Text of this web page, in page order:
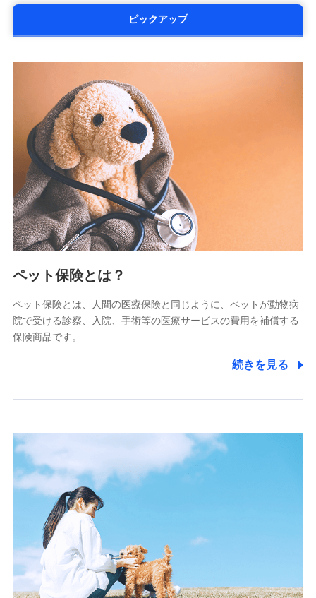
チューリッヒ生命保険株式会社
（https://www.zurichlife.co.jp/）
東京海上日動あんしん生命保険株式会社
（https://www.nanairolife.co.jp/）
日本生命保険相互会社
（https://www.nissay.co.jp）
はなさく生命保険株式会社
（https://www.life8739.co.jp/）
マニュライフ生命保険株式会社
（https://www.manulife.co.jp/）
三井住友海上あいおい生命保険株式会社
（https://www.msa-life.co.jp/）
メットライフ生命株式会社
(https://www.metlife.co.jp/)
（https://www.medicarelife.com/）
■少額短期保険
株式会社アシロ少額短期保険
(https://kailash.co.jp/)
スマートプラス少額短期保険株式会社
（https://www.smartplus-insurance.com/）
チューリッヒ少額短期保険株式会社
(https://www.zurichssi.co.jp/)
Tokio Marine X少額短期保険株式会社
(https://www.tokiomarine-x.co.jp/)
ペットメディカルサポート株式会社
(https://pshoken.co.jp/)
リトルファミリー少額短期保険株式会社
(https://www.littlefamily-ssi.com/)
ピックアップ
ペット保険とは？
ペット保険とは、人間の医療保険と同じように、ペットが動物病
院で受ける診察、入院、手術等の医療サービスの費用を補償する
保険商品です。
続きを見る